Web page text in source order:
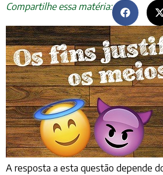
Compartilhe essa matéria:
A resposta a esta questão depende